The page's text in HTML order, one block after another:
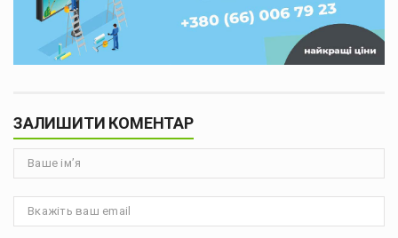
ЗАЛИШИТИ КОМЕНТАР